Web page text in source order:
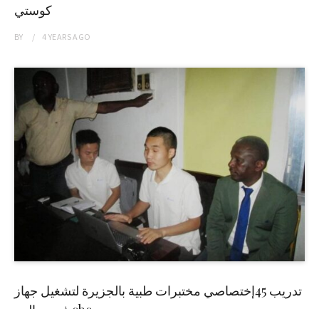
كوستي
BY 4 YEARSAGO
تدريب 45إختصاصي مختبرات طبية بالجزيرة لتشغيل جهاز